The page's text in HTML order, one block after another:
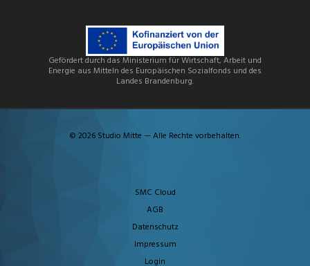
Gefördert durch das Ministerium für Wirtschaft, Arbeit und
Energie aus Mitteln des Europäischen Sozialfonds und des
Landes Brandenburg.
© 2026 Studio Mitte — Alle Rechte vorbehalten.
SMC Cloud
AGB
Datenschutz
Impressum
Login